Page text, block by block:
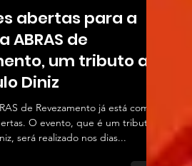
abertas para a
ABRAS de
um tributo a
Diniz
de Revezamento já está com
O evento, que é um tributo
será realizado nos dias...